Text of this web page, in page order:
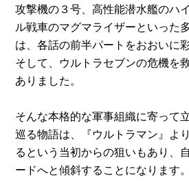
攻撃機の３号、高性能潜水艦のハ
ル戦車のマグマライザーといった
は、各話の前半パートをおおいに
そして、ウルトラセブンの危機を
ありました。
そんな本格的な軍事組織に寄って
巡る物語は、『ウルトラマン』よ
るという当初からの狙いもあり、
ードへと傾斜することになります。